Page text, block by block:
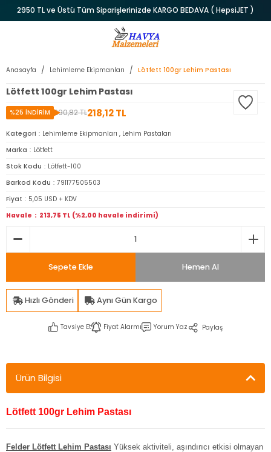
2950 TL ve Üstü Tüm Siparişlerinizde KARGO BEDAVA ( HepsiJET )
Anasayfa Lehimleme Ekipmanları Lötfett 100gr Lehim Pastası
Lötfett 100gr Lehim Pastası
290,82 TL218,12 TL
%25 İNDİRİM
Kategori Lehimleme Ekipmanları , Lehim Pastaları
Marka
Lötfett
Stok Kodu
Lötfett-100
Barkod Kodu
791177505503
Fiyat
5,05 USD + KDV
Havale
213,75 TL (%2,00 havale indirimi)
Sepete Ekle Hemen Al
Hızlı Gönderi Aynı Gün Kargo
Tavsiye Et Fiyat Alarmı Yorum Yaz Paylaş
Ürün Bilgisi
Lötfett 100gr Lehim Pastası
Felder Lötfett Lehim Pastası Yüksek aktiviteli, aşındırıcı etkisi olmayan